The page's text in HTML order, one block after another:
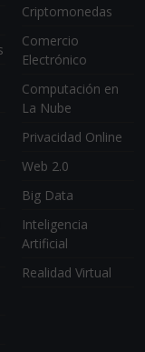
Criptomonedas
Comercio
Electrónico
Computación en
La Nube
Privacidad Online
Web 2.0
Big Data
Inteligencia
Artificial
Realidad Virtual